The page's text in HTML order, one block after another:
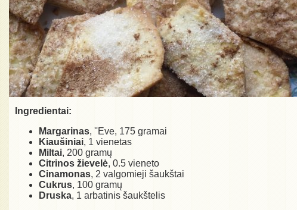
Ingredientai:
Margarinas, ''Eve, 175 gramai
Kiaušiniai, 1 vienetas
Miltai, 200 gramų
Citrinos žievelė, 0.5 vieneto
Cinamonas, 2 valgomieji šaukštai
Cukrus, 100 gramų
Druska, 1 arbatinis šaukštelis